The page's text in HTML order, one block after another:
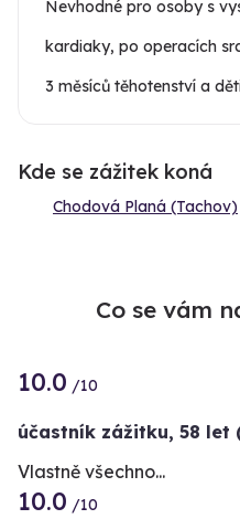
Nevhodné pro osoby s
kardiaky, po operacích
3 měsíců těhotenství a
Kde se zážitek koná
Chodová Planá (Tachov)
Co se vám
10.0 /10
účastník zážitku, 58 let
Vlastně všechno...
10.0 /10